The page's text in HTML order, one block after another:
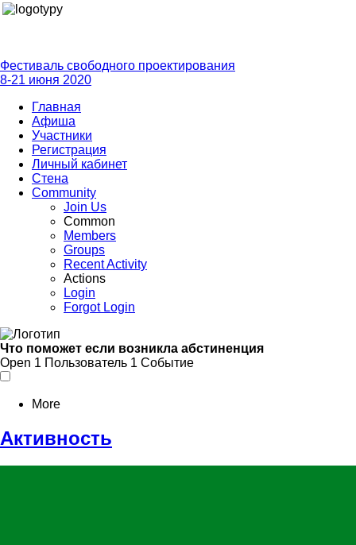
Фестиваль свободного проектирования
8-21 июня 2020
Главная
Афиша
Участники
Регистрация
Личный кабинет
Стена
Community
Join Us
Common
Members
Groups
Recent Activity
Actions
Login
Forgot Login
Что поможет если возникла абстиненция
Open 1 Пользователь 1 Событие
More
Активность